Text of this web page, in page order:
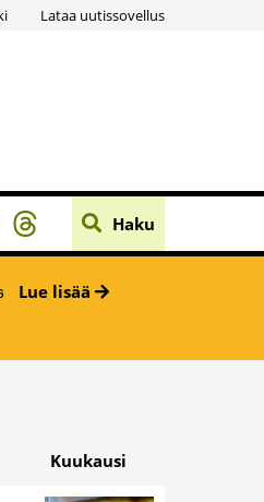
Lataa uutissovellus
Haku
Lue lisää
Kuukausi